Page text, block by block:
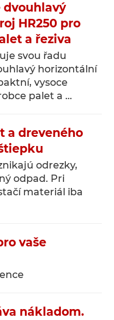
dvouhlavý
HR250 pro
a řeziva
svou řadu
horizontální
vysoce
palet a …
a dreveného
odrezky,
odpad. Pri
materiál iba
vaše
nákladom.